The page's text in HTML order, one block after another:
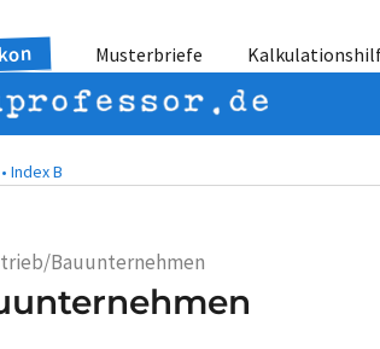
Musterbriefe
Index B
Bauunternehmen